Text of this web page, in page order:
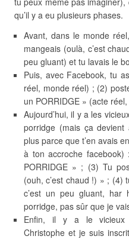
qu’il y a eu plusieurs phases.
Avant, dans le monde
mangeais (oulà, c’est
peu gluant) et tu lavais le
Puis, avec Facebook, tu
réel, monde réel) ; (2)
un PORRIDGE » (acte
Aujourd’hui, il y a les
porridge (mais ça
plus parce que t’en avais
à ton accroche
PORRIDGE » ; (3) Tu
(ouh, c’est chaud !) » ; (4)
c’est un peu gluant,
porridge, pas sûr que je
Enfin, il y a le vicieux
Christophe et je suis